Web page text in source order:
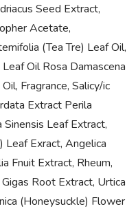
Seed Extract,
Acetate,
(Tea Tre) Leaf Oil,
Oil Rosa Damascena
Fragrance, Salicy/ic
Extract Perila
Leaf Extract,
Leaf Exract, Angelica
Fnuit Extract, Rheum,
Root Extract, Urtica
(Honeysuckle) Flower